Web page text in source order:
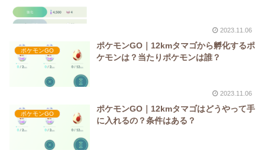
2023.11.06
ポケモンGO
ポケモンGO｜12kmタマゴから孵化するポ
ケモンは？当たりポケモンは誰？
2023.11.06
ポケモンGO
ポケモンGO｜12kmタマゴはどうやって手
に入れるの？条件はある？